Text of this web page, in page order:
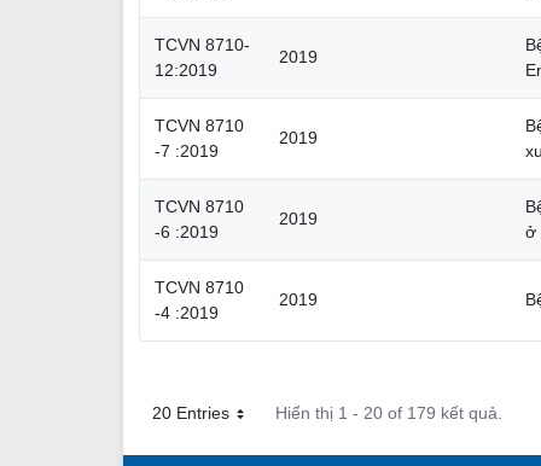
TCVN 8710-
12:2019
2019
TCVN 8710
-7 :2019
2019
TCVN 8710
-6 :2019
2019
ở
TCVN 8710
-4 :2019
2019
20 EntriesMỗi trang Hiển thị 1 - 20 of 179 kết quả.